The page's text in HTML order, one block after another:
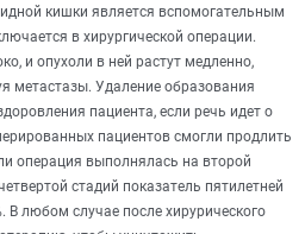
кишки является вспомогательным
в хирургической операции.
и опухоли в ней растут медленно,
метастазы. Удаление образования
пациента, если речь идет о
пациентов смогли продлить
операция выполнялась на второй
стадий показатель пятилетней
В любом случае после хирурического